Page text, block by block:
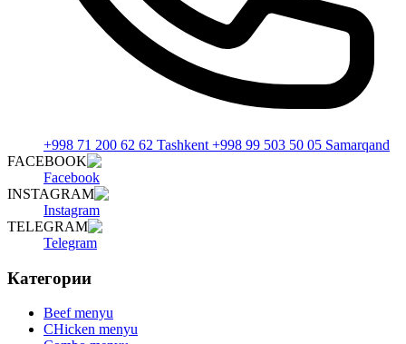
+998 71 200 62 62 Tashkent +998 99 503 50 05 Samarqand
FACEBOOK
Facebook
INSTAGRAM
Instagram
TELEGRAM
Telegram
Категории
Beef menyu
CHicken menyu